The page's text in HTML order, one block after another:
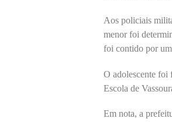
Aos policiais
menor foi
foi contido por
O adolescente foi
Escola de
Em nota, a